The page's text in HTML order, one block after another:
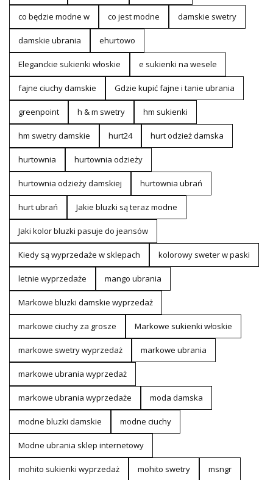
co będzie modne w co jest modne damskie swetry
damskie ubrania ehurtowo
Eleganckie sukienki włoskie e sukienki na wesele
fajne ciuchy damskie Gdzie kupić fajne i tanie ubrania
greenpoint h & m swetry hm sukienki
hm swetry damskie hurt24 hurt odzież damska
hurtownia hurtownia odzieży
hurtownia odzieży damskiej hurtownia ubrań
hurt ubrań Jakie bluzki są teraz modne
Jaki kolor bluzki pasuje do jeansów
Kiedy są wyprzedaże w sklepach kolorowy sweter w paski
letnie wyprzedaże mango ubrania
Markowe bluzki damskie wyprzedaż
markowe ciuchy za grosze Markowe sukienki włoskie
markowe swetry wyprzedaż markowe ubrania
markowe ubrania wyprzedaż
markowe ubrania wyprzedaże moda damska
modne bluzki damskie modne ciuchy
Modne ubrania sklep internetowy
mohito sukienki wyprzedaż mohito swetry msngr